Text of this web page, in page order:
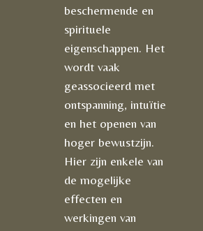
beschermende en
spirituele
eigenschappen. Het
wordt vaak
geassocieerd met
ontspanning, intuïtie
en het openen van
hoger bewustzijn.
Hier zijn enkele van
de mogelijke
effecten en
werkingen van